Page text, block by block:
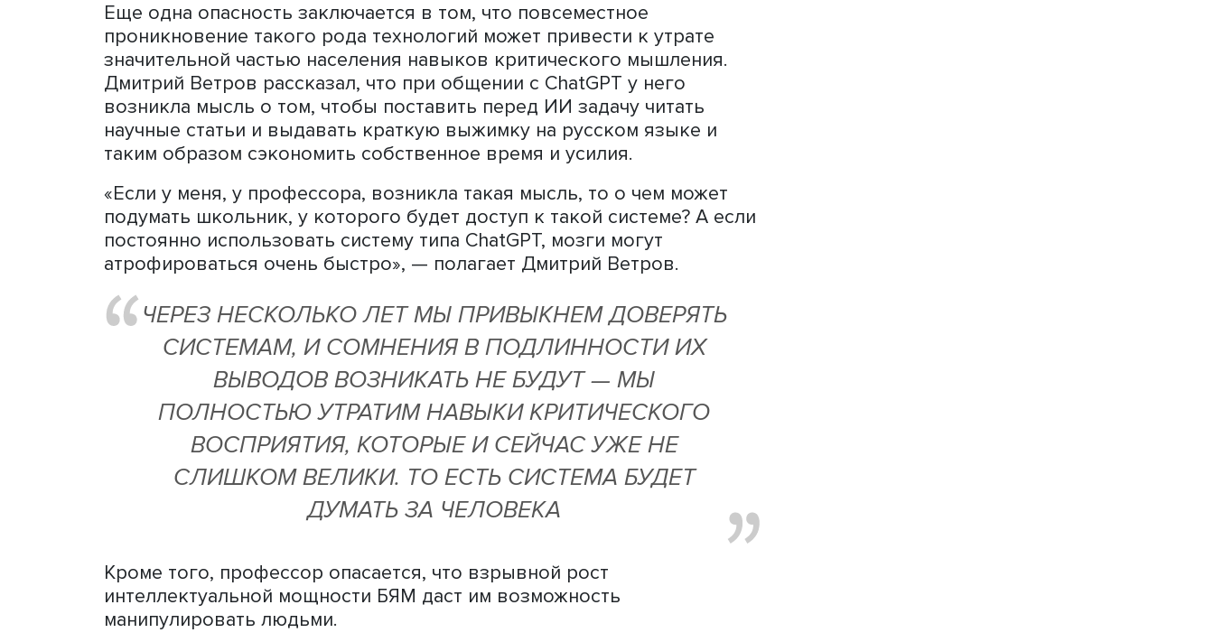
когнитивных задач, революционный информационный поиск,
агрегация коллективных знаний человечества. Кроме того, эта
технология позволяет использовать в исследованиях ИИ не только
математические и инженерные подходы.
При этом БЯМ имеет ряд ограничений, о которых уже сейчас многие
целеполагания.
Профессор обрисовал возможные риски, создаваемые БЯМ. Так, по
его мнению, на рынке труда на горизонте нескольких лет произойдут
драматические изменения, связанные с возможностями ИИ
автоматизировать рутинные задачи: окажется не у дел армия
работников, которые сейчас занимаются таким трудом.
Еще одна опасность заключается в том, что повсеместное
проникновение такого рода технологий может привести к утрате
значительной частью населения навыков критического мышления.
Дмитрий Ветров рассказал, что при общении с ChatGPT у него
возникла мысль о том, чтобы поставить перед ИИ задачу читать
научные статьи и выдавать краткую выжимку на русском языке и
таким образом сэкономить собственное время и усилия.
«Если у меня, у профессора, возникла такая мысль, то о чем может
подумать школьник, у которого будет доступ к такой системе? А если